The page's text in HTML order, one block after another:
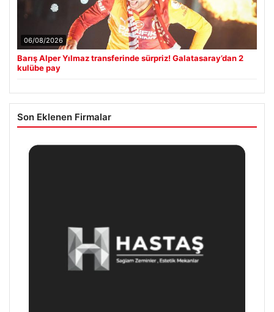
06/08/2026
Barış Alper Yılmaz transferinde sürpriz! Galatasaray’dan 2
kulübe pay
Son Eklenen Firmalar